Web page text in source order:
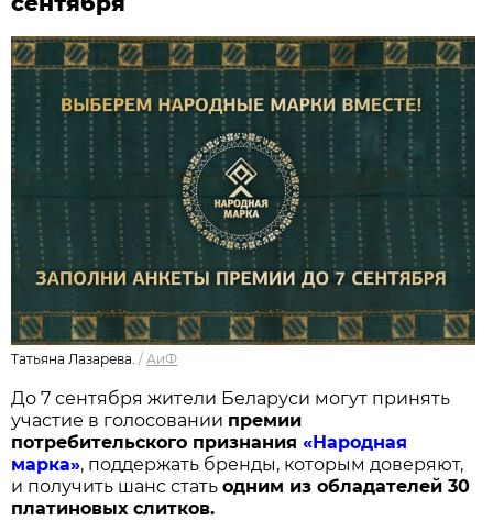
Татьяна Лазарева. /АиФ
До 7 сентября жители Беларуси могут принять
участие в голосовании премии
потребительского признания«Народная
марка», поддержать бренды, которым доверяют,
и получить шанс статьодним из обладателей 30
платиновых слитков.